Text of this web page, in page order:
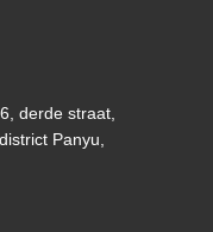
derde straat,
Panyu,